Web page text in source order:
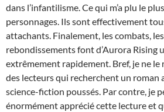
dans l’infantilisme. Ce qui m’a plu le
personnages. Ils sont effectivement
attachants. Finalement, les combats,
rebondissements font d’Aurora Rising
extrêmement rapidement. Bref, je ne le
des lecteurs qui recherchent un roman
science-fiction poussés. Par contre, je
énormément apprécié cette lecture et